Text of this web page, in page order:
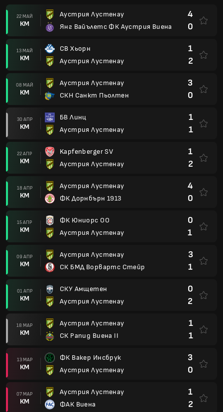
22 МАЙ
КМ
Аустрия Лустенау
Янг Вайълетс ФК Аустрия Виена
4
0
13 МАЙ
КМ
СВ Хьорн
Аустрия Лустенау
1
2
08 МАЙ
КМ
Аустрия Лустенау
СКН Санкт Пьолтен
3
0
30 АПР
КМ
БВ Линц
Аустрия Лустенау
1
1
22 АПР
КМ
Kapfenberger SV
Аустрия Лустенау
1
2
18 АПР
КМ
Аустрия Лустенау
ФК Дорнбърн 1913
4
0
15 АПР
КМ
ФК Юниорс ОО
Аустрия Лустенау
0
1
09 АПР
КМ
Аустрия Лустенау
СК БМД Ворвартс Стейр
3
1
01 АПР
КМ
СКУ Амщетен
Аустрия Лустенау
0
2
18 МАР
КМ
Аустрия Лустенау
СК Рапид Виена II
1
1
13 МАР
КМ
ФК Вакер Инсбрук
Аустрия Лустенау
3
0
07 МАР
КМ
Аустрия Лустенау
ФАК Виена
1
2